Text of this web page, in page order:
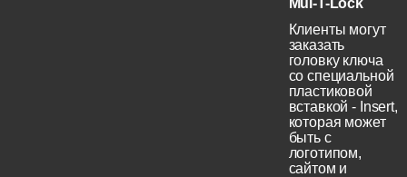
Mul-T-Lock
Клиенты могут
заказать
головку ключа
со специальной
пластиковой
вставкой - Insert,
которая может
быть с
логотипом,
сайтом и